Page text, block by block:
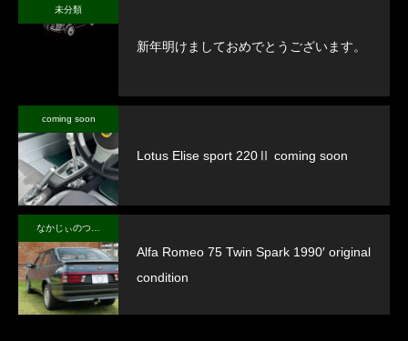
未分類
新年明けましておめでとうございます。
coming soon
Lotus Elise sport 220Ⅱ coming soon
Alfa Romeo 75 Twin Spark 1990′ original
condition